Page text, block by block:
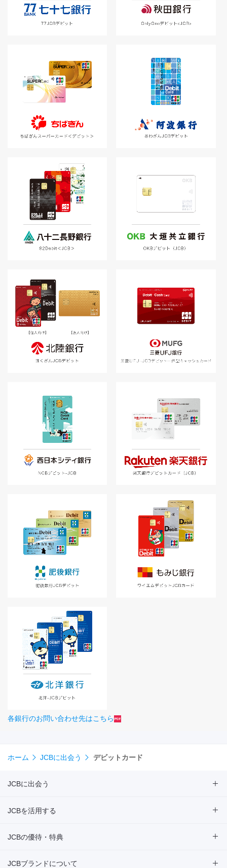
各銀行のお問い合わせ先はこちら
ホーム JCBに出会う デビットカード
JCBに出会う
JCBを活用する
JCBの優待・特典
JCBブランドについて